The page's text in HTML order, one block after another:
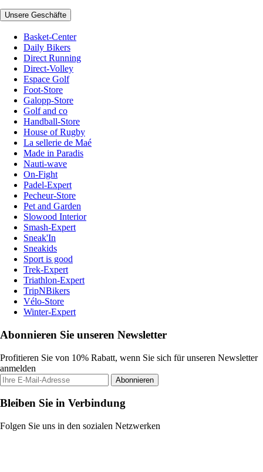
Unsere Geschäfte
Basket-Center
Daily Bikers
Direct Running
Direct-Volley
Espace Golf
Foot-Store
Galopp-Store
Golf and co
Handball-Store
House of Rugby
La sellerie de Maé
Made in Paradis
Nauti-wave
On-Fight
Padel-Expert
Pecheur-Store
Pet and Garden
Slowood Interior
Smash-Expert
Sneak'In
Sneakids
Sport is good
Trek-Expert
Triathlon-Expert
TripNBikers
Vélo-Store
Winter-Expert
Abonnieren Sie unseren Newsletter
Profitieren Sie von 10% Rabatt, wenn Sie sich für unseren Newsletter
anmelden
Abonnieren
Bleiben Sie in Verbindung
Folgen Sie uns in den sozialen Netzwerken